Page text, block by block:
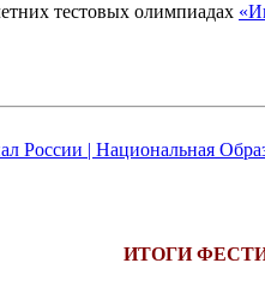
тестовых олимпиадах
России | Национальная
ИТОГИ